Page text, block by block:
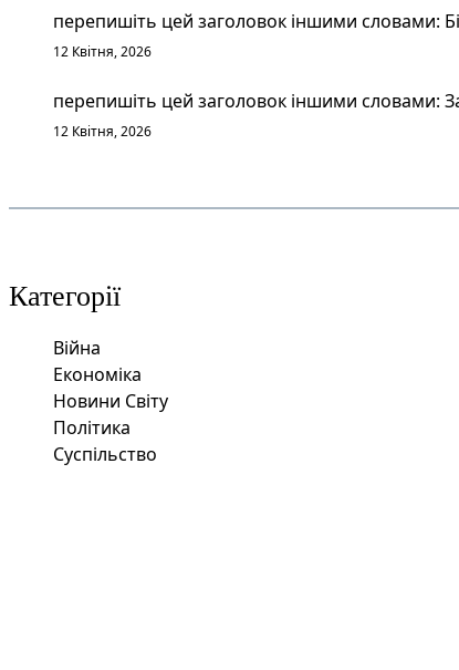
перепишіть цей заголовок іншими словами:
12 Квітня, 2026
перепишіть цей заголовок іншими словами:
12 Квітня, 2026
Категорії
Війна
Економіка
Новини Світу
Політика
Суспільство